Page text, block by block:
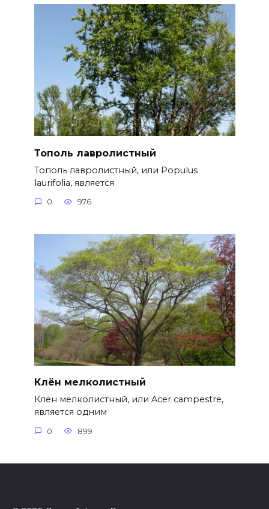
Тополь лавролистный
Тополь лавролистный, или Populus
laurifolia, является
0 976
Клён мелколистный
Клён мелколистный, или Acer campestre,
является одним
0 899